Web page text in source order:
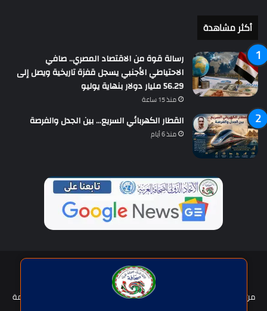
أكثر مشاهدة
رسالة قوة من الاقتصاد المصري.. صافي
الاحتياطي الأجنبي يسجل قفزة تاريخية ويصل إلى
56.29 مليار دولار بنهاية يوليو
منذ 15 ساعة
القطار الكهربائي السريع… بين الجدل والفرصة
منذ 6 أيام
حقوق النشر © | جميع الحقوق محفوظة للاتحاد الدولى للصحافة العربية
2026
من نحن؟
عضوية الإتحاد سياسة الخصوصية
شروط الخدمة